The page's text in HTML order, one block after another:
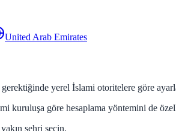
United Arab Emirates
yerel İslami otoritelere göre
kuruluşa göre hesaplama yöntemini de
şehri seçin.